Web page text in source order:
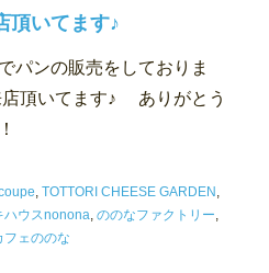
頂いてます♪
パンの販売をしておりま
店頂いてます♪ ありがとう
！
TOTTORI CHEESE GARDEN
ハウスnonona ののなファクトリー
フェののな